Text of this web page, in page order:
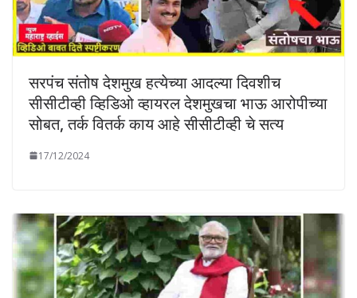
सरपंच संतोष देशमुख हत्येच्या आदल्या दिवशीच
सीसीटीव्ही व्हिडिओ व्हायरल देशमुखचा भाऊ आरोपीच्या
सोबत, तर्क वितर्क काय आहे सीसीटीव्ही चे सत्य
17/12/2024